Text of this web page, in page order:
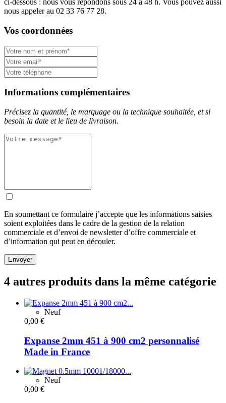
ci-dessous : nous vous répondons sous 24 à 48 h. Vous pouvez aussi
nous appeler au 02 33 76 77 28.
Vos coordonnées
Informations complémentaires
Précisez la quantité, le marquage ou la technique souhaitée, et si
besoin la date et le lieu de livraison.
En soumettant ce formulaire j’accepte que les informations saisies
soient exploitées dans le cadre de la gestion de la relation
commerciale et d’envoi de newsletter d’offre commerciale et
d’information qui peut en découler.
Envoyer
4 autres produits dans la même catégorie
Neuf
0,00 €
Expanse 2mm 451 à 900 cm2 personnalisé
Made in France
Neuf
0,00 €